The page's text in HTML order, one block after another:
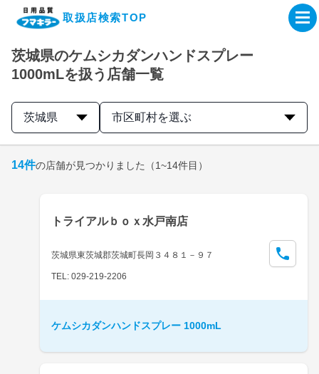
取扱店検索TOP
企業・IR情報サイト
製品情報サイト
取扱店検索はこちら
茨城県のケムシカダンハンドスプレー
1000mLを扱う店舗一覧
茨城県 市区町村を選ぶ
14件の店舗が見つかりました （1~14件目）
トライアルｂｏｘ水戸南店
茨城県東茨城郡茨城町長岡３４８１－９７
TEL: 029-219-2206
ケムシカダンハンドスプレー 1000mL